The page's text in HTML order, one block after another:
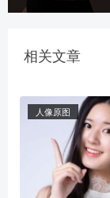
相关文章
人像原图